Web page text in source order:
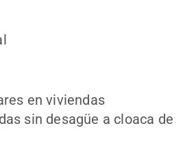
en viviendas
sin desagüe a cloaca de